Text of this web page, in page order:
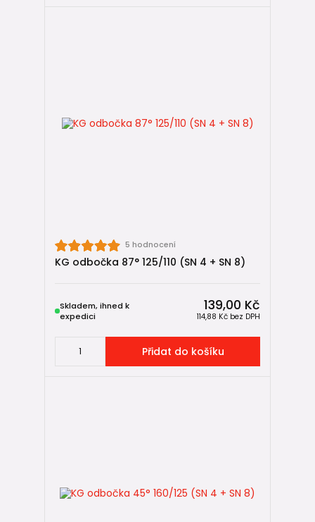
5 hodnocení
KG odbočka 87° 125/110 (SN 4 + SN 8)
139,00 Kč
114,88 Kč bez DPH
Skladem, ihned k
expedici
Přidat do košíku